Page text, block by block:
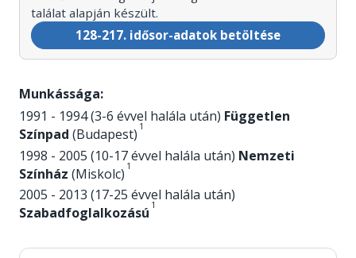
találat alapján készült.
128-217. idősor-adatok betöltése
Munkássága:
1991 - 1994 (3-6 évvel halála után) Független
Színpad (Budapest) 1
1998 - 2005 (10-17 évvel halála után) Nemzeti
Színház (Miskolc) 1
2005 - 2013 (17-25 évvel halála után)
Szabadfoglalkozású 1